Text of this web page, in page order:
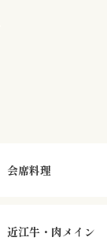
会席料理
近江牛・肉メイン